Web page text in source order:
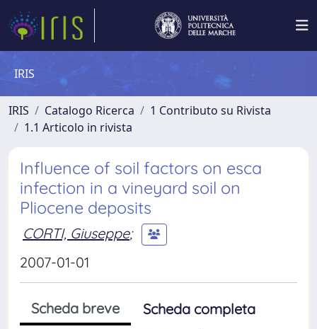
IRIS
IRIS Catalogo Ricerca
1 Contributo su Rivista
1.1 Articolo in rivista
Influence of soil factors on esca
infection in a vineyard soil on
Pliocene deposits
CORTI, Giuseppe;
2007-01-01
Scheda breve
Scheda completa